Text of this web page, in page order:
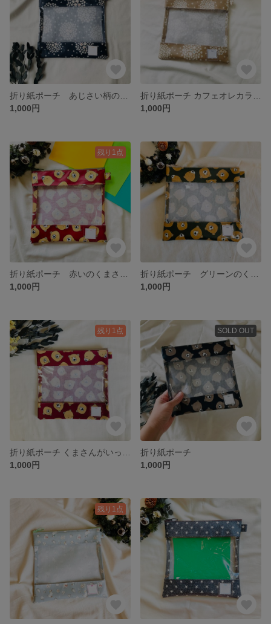
1,000円
1,000円
残り1点
1,000円
1,000円
残り1点
1,000円
SOLD OUT
折り紙ポーチ
1,000円
残り1点